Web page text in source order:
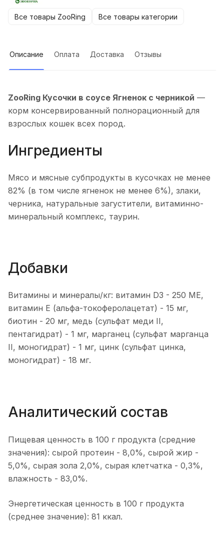
Все товары ZooRing Все товары категории
Описание Оплата Доставка Отзывы
ZooRing Кусочки в соусе Ягненок с черникой —
корм консервированный полнорационный для
взрослых кошек всех пород.
Ингредиенты
Мясо и мясные субпродукты в кусочках не менее
82% (в том числе ягненок не менее 6%), злаки,
черника, натуральные загустители, витаминно-
минеральный комплекс, таурин.
Добавки
Витамины и минералы/кг: витамин D3 - 250 ME,
витамин E (альфа-токоферолацетат) - 15 мг,
биотин - 20 мг, медь (сульфат меди II,
пентагидрат) - 1 мг, марганец (сульфат марганца
II, моногидрат) - 1 мг, цинк (сульфат цинка,
моногидрат) - 18 мг.
Аналитический состав
Пищевая ценность в 100 г продукта (средние
значения): сырой протеин - 8,0%, сырой жир -
5,0%, сырая зола 2,0%, сырая клетчатка - 0,3%,
влажность - 83,0%.
Энергетическая ценность в 100 г продукта
(среднее значение): 81 ккал.